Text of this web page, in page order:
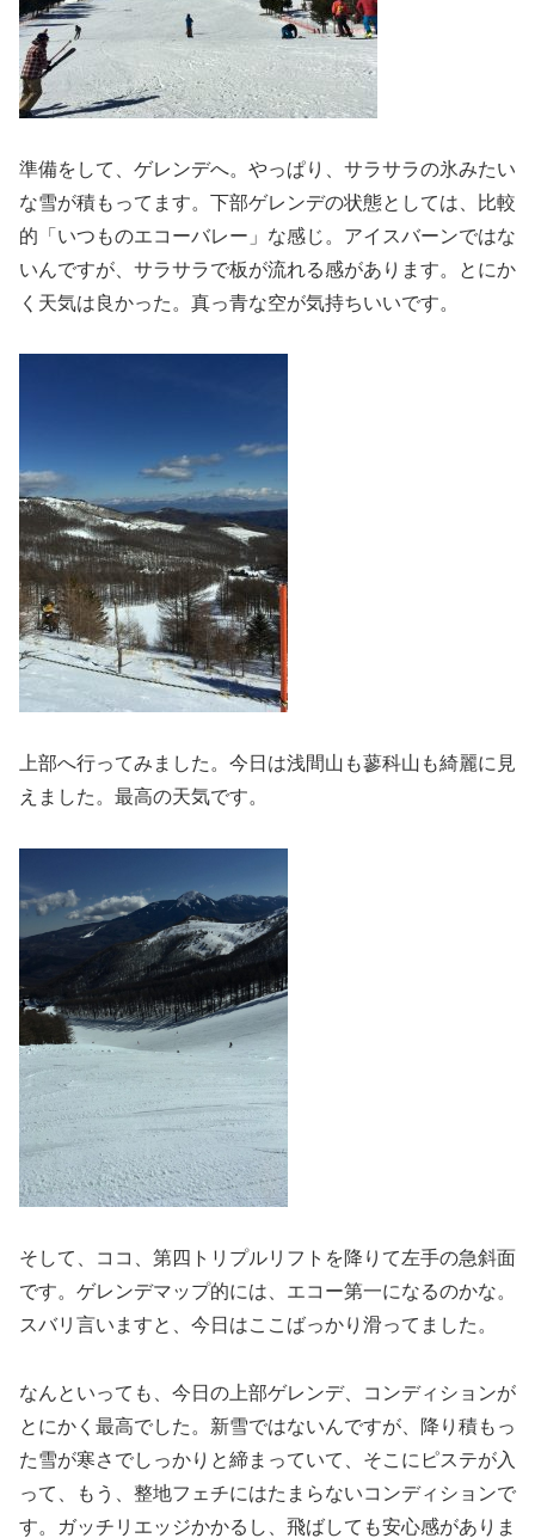
準備をして、ゲレンデへ。やっぱり、サラサラの氷みたい
な雪が積もってます。下部ゲレンデの状態としては、比較
的「いつものエコーバレー」な感じ。アイスバーンではな
いんですが、サラサラで板が流れる感があります。とにか
く天気は良かった。真っ青な空が気持ちいいです。
上部へ行ってみました。今日は浅間山も蓼科山も綺麗に見
えました。最高の天気です。
そして、ココ、第四トリプルリフトを降りて左手の急斜面
です。ゲレンデマップ的には、エコー第一になるのかな。
スバリ言いますと、今日はここばっかり滑ってました。
なんといっても、今日の上部ゲレンデ、コンディションが
とにかく最高でした。新雪ではないんですが、降り積もっ
た雪が寒さでしっかりと締まっていて、そこにピステが入
って、もう、整地フェチにはたまらないコンディションで
す。ガッチリエッジかかるし、飛ばしても安心感がありま